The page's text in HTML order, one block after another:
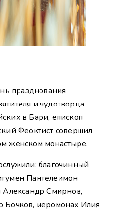
празднования
и чудотворца
в Бари, епископ
Феоктист совершил
женском монастыре.
благочинный
Пантелеимон
Александр Смирнов,
Бочков, иеромонах Илия